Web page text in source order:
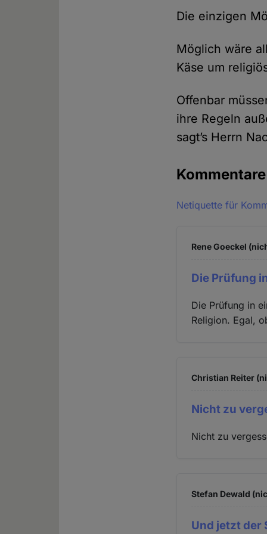
Die einzigen
Möglich wäre
Käse um
Offenbar
ihre Regeln
sagt’s Herrn
Kommentare
Netiquette für
Rene Goeckel
Die Prüfung
Die Prüfung in
Religion. Egal,
Christian Reiter
Nicht zu
Nicht zu
Stefan Dewald
Und jetzt der